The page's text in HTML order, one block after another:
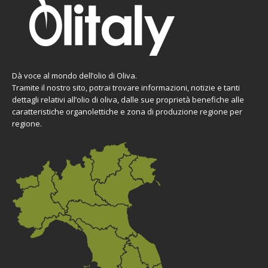
Dà voce al mondo dell’olio di Oliva.
Tramite il nostro sito, potrai trovare informazioni, notizie e tanti
dettagli relativi all’olio di oliva, dalle sue proprietà benefiche alle
caratteristiche organolettiche e zona di produzione regione per
regione.